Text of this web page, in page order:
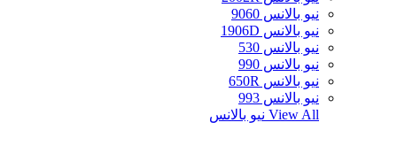
نيو بالانس 9060
نيو بالانس 1906D
نيو بالانس 530
نيو بالانس 990
نيو بالانس 650R
نيو بالانس 993
View All نيو بالانس